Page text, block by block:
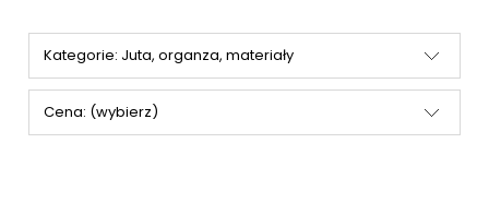
Kategorie: Juta, organza, materiały
Cena: (wybierz)